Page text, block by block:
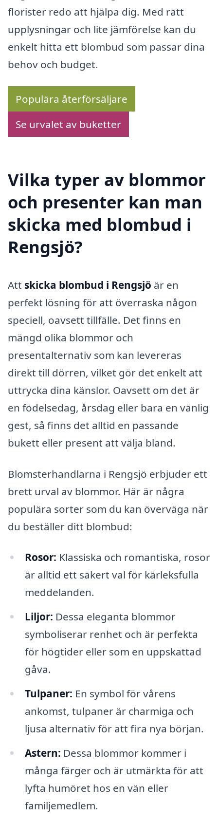
florister redo att hjälpa dig. Med rätt
upplysningar och lite jämförelse kan du
enkelt hitta ett blombud som passar dina
behov och budget.
Populära återförsäljare
Se urvalet av buketter
Vilka typer av blommor
och presenter kan man
skicka med blombud i
Rengsjö?
Att skicka blombud i Rengsjö är en
perfekt lösning för att överraska någon
speciell, oavsett tillfälle. Det finns en
mängd olika blommor och
presentalternativ som kan levereras
direkt till dörren, vilket gör det enkelt att
uttrycka dina känslor. Oavsett om det är
en födelsedag, årsdag eller bara en vänlig
gest, så finns det alltid en passande
bukett eller present att välja bland.
Blomsterhandlarna i Rengsjö erbjuder ett
brett urval av blommor. Här är några
populära sorter som du kan överväga när
du beställer ditt blombud:
Rosor: Klassiska och romantiska, rosor
är alltid ett säkert val för kärleksfulla
meddelanden.
Liljor: Dessa eleganta blommor
symboliserar renhet och är perfekta
för högtider eller som en uppskattad
gåva.
Tulpaner: En symbol för vårens
ankomst, tulpaner är charmiga och
ljusa alternativ för att fira nya början.
Astern: Dessa blommor kommer i
många färger och är utmärkta för att
lyfta humöret hos en vän eller
familjemedlem.